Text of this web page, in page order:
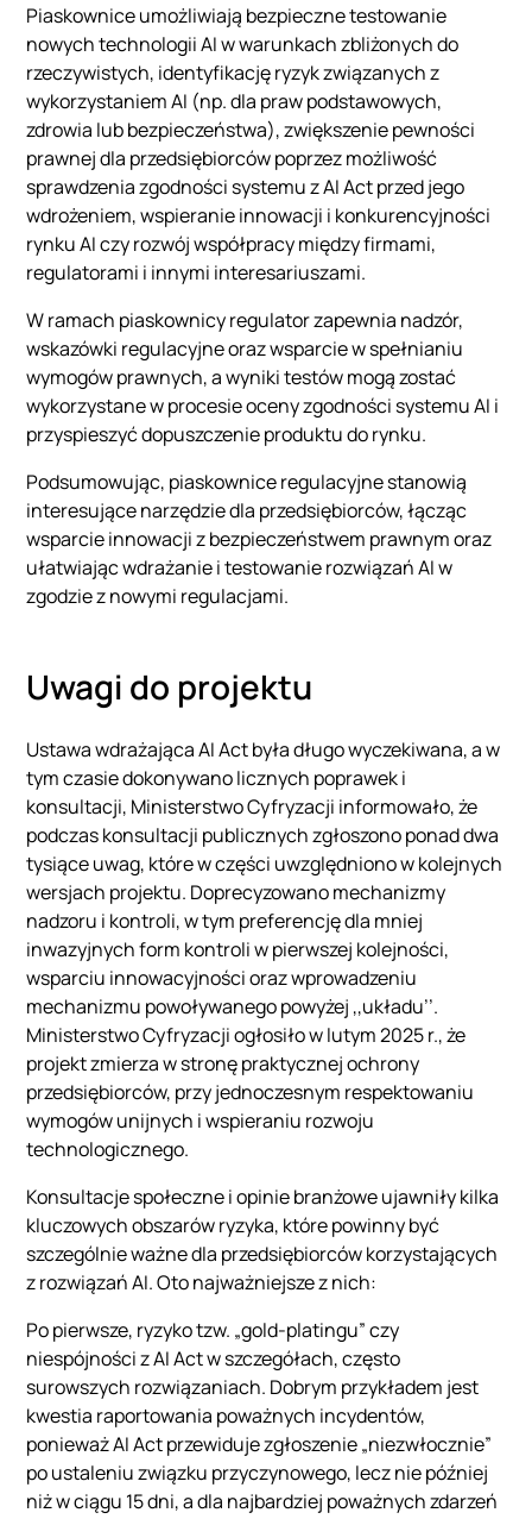
Piaskownice umożliwiają bezpieczne testowanie
nowych technologii AI w warunkach zbliżonych do
rzeczywistych, identyfikację ryzyk związanych z
wykorzystaniem AI (np. dla praw podstawowych,
zdrowia lub bezpieczeństwa), zwiększenie pewności
prawnej dla przedsiębiorców poprzez możliwość
sprawdzenia zgodności systemu z AI Act przed jego
wdrożeniem, wspieranie innowacji i konkurencyjności
rynku AI czy rozwój współpracy między firmami,
regulatorami i innymi interesariuszami.
W ramach piaskownicy regulator zapewnia nadzór,
wskazówki regulacyjne oraz wsparcie w spełnianiu
wymogów prawnych, a wyniki testów mogą zostać
wykorzystane w procesie oceny zgodności systemu AI i
przyspieszyć dopuszczenie produktu do rynku.
Podsumowując, piaskownice regulacyjne stanowią
interesujące narzędzie dla przedsiębiorców, łącząc
wsparcie innowacji z bezpieczeństwem prawnym oraz
ułatwiając wdrażanie i testowanie rozwiązań AI w
zgodzie z nowymi regulacjami.
Uwagi do projektu
Ustawa wdrażająca AI Act była długo wyczekiwana, a w
tym czasie dokonywano licznych poprawek i
konsultacji, Ministerstwo Cyfryzacji informowało, że
podczas konsultacji publicznych zgłoszono ponad dwa
tysiące uwag, które w części uwzględniono w kolejnych
wersjach projektu. Doprecyzowano mechanizmy
nadzoru i kontroli, w tym preferencję dla mniej
inwazyjnych form kontroli w pierwszej kolejności,
wsparciu innowacyjności oraz wprowadzeniu
mechanizmu powoływanego powyżej ,,układu’’.
Ministerstwo Cyfryzacji ogłosiło w lutym 2025 r., że
projekt zmierza w stronę praktycznej ochrony
przedsiębiorców, przy jednoczesnym respektowaniu
wymogów unijnych i wspieraniu rozwoju
technologicznego.
Konsultacje społeczne i opinie branżowe ujawniły kilka
kluczowych obszarów ryzyka, które powinny być
szczególnie ważne dla przedsiębiorców korzystających
z rozwiązań AI. Oto najważniejsze z nich:
Po pierwsze, ryzyko tzw. „gold-platingu” czy
niespójności z AI Act w szczegółach, często
surowszych rozwiązaniach. Dobrym przykładem jest
kwestia raportowania poważnych incydentów,
ponieważ AI Act przewiduje zgłoszenie „niezwłocznie”
po ustaleniu związku przyczynowego, lecz nie później
niż w ciągu 15 dni, a dla najbardziej poważnych zdarzeń